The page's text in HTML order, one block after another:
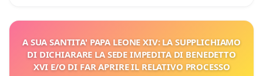
A SUA SANTITA' PAPA LEONE XIV: LA SUPPLICHIAMO
DI DICHIARARE LA SEDE IMPEDITA DI BENEDETTO
XVI E/O DI FAR APRIRE IL RELATIVO PROCESSO